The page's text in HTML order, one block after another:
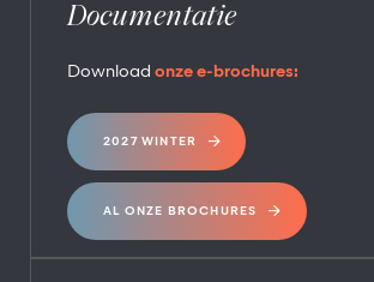
Documentatie
Download onze e-brochures:
2027 WINTER
AL ONZE BROCHURES